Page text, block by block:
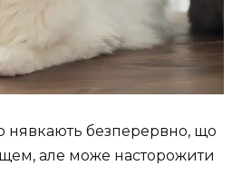
нявкають безперервно, що
але може насторожити